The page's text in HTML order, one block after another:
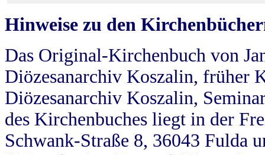
Hinweise zu den
Das Original-Kirchenbuch von
Diözesanarchiv Koszalin, früher
Diözesanarchiv Koszalin,
des Kirchenbuches liegt in der
Schwank-Straße 8, 36043 Fulda